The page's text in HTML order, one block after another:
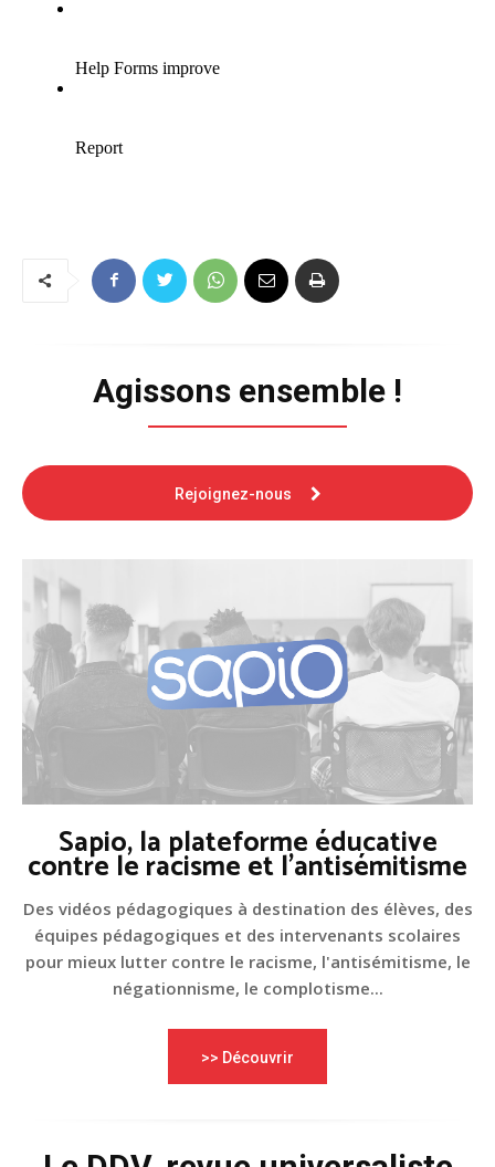
Agissons ensemble !
Rejoignez-nous
Sapio, la plateforme éducative
contre le racisme et l'antisémitisme
Des vidéos pédagogiques à destination des élèves, des
équipes pédagogiques et des intervenants scolaires
pour mieux lutter contre le racisme, l'antisémitisme, le
négationnisme, le complotisme...
>> Découvrir